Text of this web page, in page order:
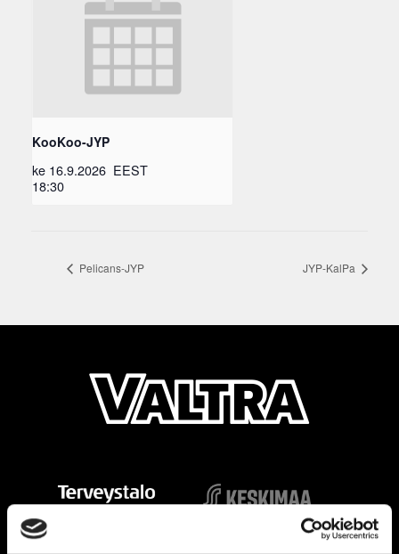
KooKoo-JYP
ke 16.9.2026
18:30
EEST
Pelicans-JYP JYP-KalPa